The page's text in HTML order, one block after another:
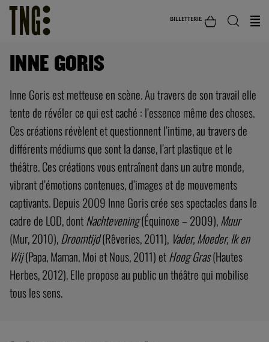
BILLETTERIE
INNE GORIS
Inne Goris est metteuse en scène. Au travers de son travail elle
tente de révéler ce qui est caché : l’essence même des choses.
Ces créations révèlent et questionnent l’intime, au travers de
différents médiums que sont la danse, l’art plastique et le
théâtre. Ces créations vous entraînent dans un autre monde,
vibrant d’émotions contenues, d’images et de mouvements
captivants. Depuis 2009 Inne Goris crée ses spectacles dans le
cadre de LOD, dontNachtevening(Équinoxe – 2009),Muur
(Mur, 2010),Droomtijd(Rêveries, 2011), Vader, Moeder, Ik en
Wij(Papa, Maman, Moi et Nous, 2011) etHoog Gras(Hautes
Herbes, 2012). Elle propose au public un théâtre qui mobilise
tous les sens.